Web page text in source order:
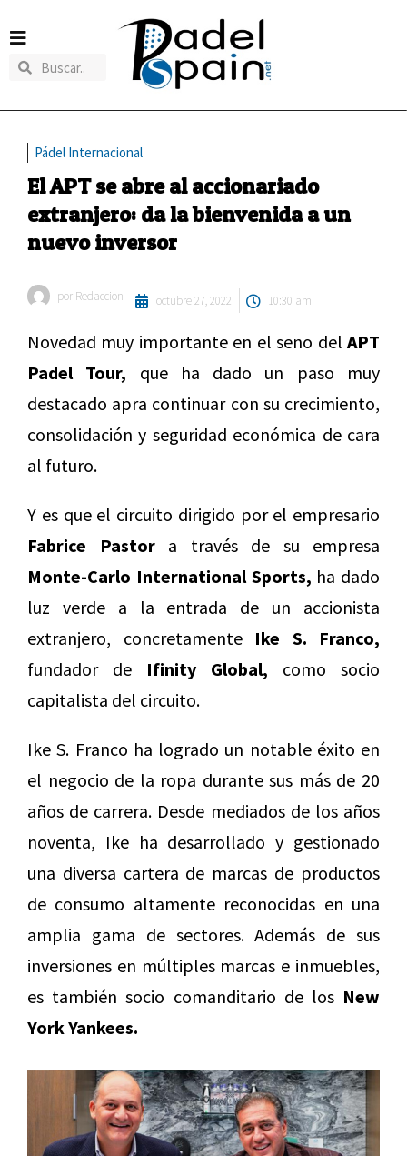
Pádel Internacional
El APT se abre al accionariado
extranjero: da la bienvenida a un
nuevo inversor
por Redaccion octubre 27, 2022 10:30 am
Novedad muy importante en el seno del APT
Padel Tour, que ha dado un paso muy
destacado apra continuar con su crecimiento,
consolidación y seguridad económica de cara
al futuro.
Y es que el circuito dirigido por el empresario
Fabrice Pastora través de su empresa
Monte-Carlo International Sports, ha dado
luz verde a la entrada de un accionista
extranjero, concretamente Ike S. Franco,
fundador de Ifinity Global, como socio
capitalista del circuito.
Ike S. Franco ha logrado un notable éxito en
el negocio de la ropa durante sus más de 20
años de carrera. Desde mediados de los años
noventa, Ike ha desarrollado y gestionado
una diversa cartera de marcas de productos
de consumo altamente reconocidas en una
amplia gama de sectores. Además de sus
inversiones en múltiples marcas e inmuebles,
es también socio comanditario de los New
York Yankees.